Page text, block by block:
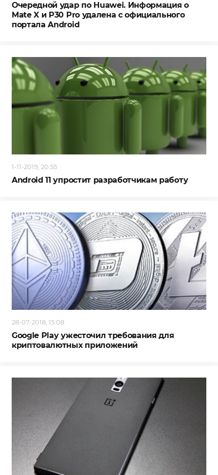
Очередной удар по Huawei. Информация о
Mate X и P30 Pro удалена с официального
портала Android
1-11-2019, 20:55
Android 11 упростит разработчикам работу
28-07-2018, 15:08
Google Play ужесточил требования для
криптовалютных приложений